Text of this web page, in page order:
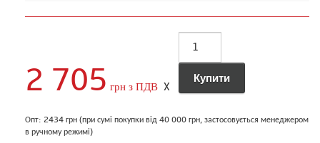
2 705 грн з ПДВ X
Опт: 2434 грн (при сумі покупки від 40 000 грн, застосовується менеджером
в ручному режимі)